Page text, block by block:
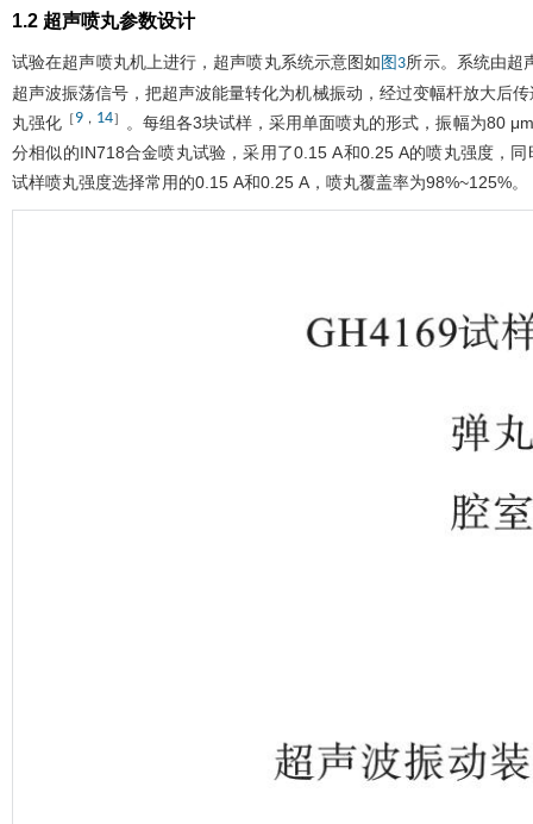
1.2 超声喷丸参数设计
试验在超声喷丸机上进行，超声喷丸系统示意图如 图3所示。系统由超
超声波振荡信号，把超声波能量转化为机械振动，经过变幅杆放大后
丸强化 ［9 ， 14］ 。每组各3块试样，采用单面喷丸的形式，振幅为80
分相似的IN718合金喷丸试验，采用了0.15 A和0.25 A的喷丸强度，
试样喷丸强度选择常用的0.15 A和0.25 A，喷丸覆盖率为98%~125%。